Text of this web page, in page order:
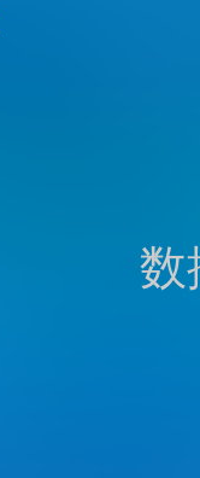
数